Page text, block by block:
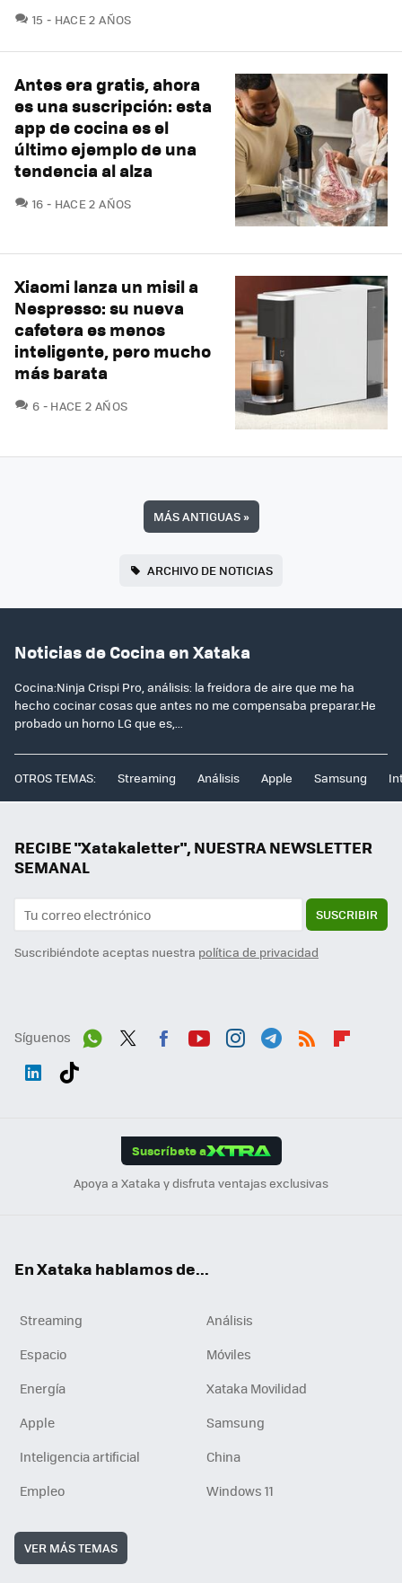
15 COMENTARIOS
HACE 2 AÑOS
Antes era gratis, ahora
es una suscripción: esta
app de cocina es el
último ejemplo de una
tendencia al alza
16 COMENTARIOS
HACE 2 AÑOS
Xiaomi lanza un misil a
Nespresso: su nueva
cafetera es menos
inteligente, pero mucho
más barata
6 COMENTARIOS
HACE 2 AÑOS
MÁS ANTIGUAS»
ARCHIVO DE NOTICIAS
Noticias de Cocina en Xataka
Cocina:Ninja Crispi Pro, análisis: la freidora de aire que me ha
hecho cocinar cosas que antes no me compensaba preparar.He
probado un horno LG que es,...
OTROS TEMAS: Streaming Análisis Apple Samsung
RECIBE "Xatakaletter", NUESTRA NEWSLETTER
SEMANAL
SUSCRIBIR
Suscribiéndote aceptas nuestra política de privacidad
Síguenos
Suscríbete a
Apoya a Xataka y disfruta ventajas exclusivas
En Xataka hablamos de...
Streaming
Análisis
Espacio
Móviles
Energía
Xataka Movilidad
Apple
Samsung
Inteligencia artificial
China
Empleo
Windows 11
VER MÁS TEMAS